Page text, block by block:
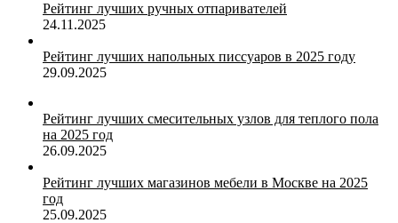
Рейтинг лучших ручных отпаривателей
24.11.2025
Рейтинг лучших напольных писсуаров в 2025 году
29.09.2025
Рейтинг лучших смесительных узлов для теплого пола
на 2025 год
26.09.2025
Рейтинг лучших магазинов мебели в Москве на 2025
год
25.09.2025